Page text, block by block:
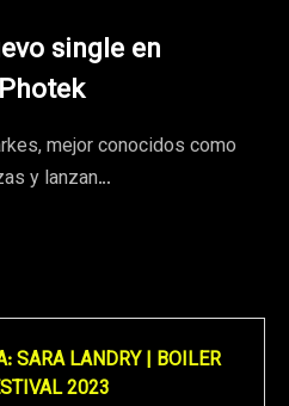
single en
mejor conocidos como
y lanzan…
SARA LANDRY | BOILER
2023